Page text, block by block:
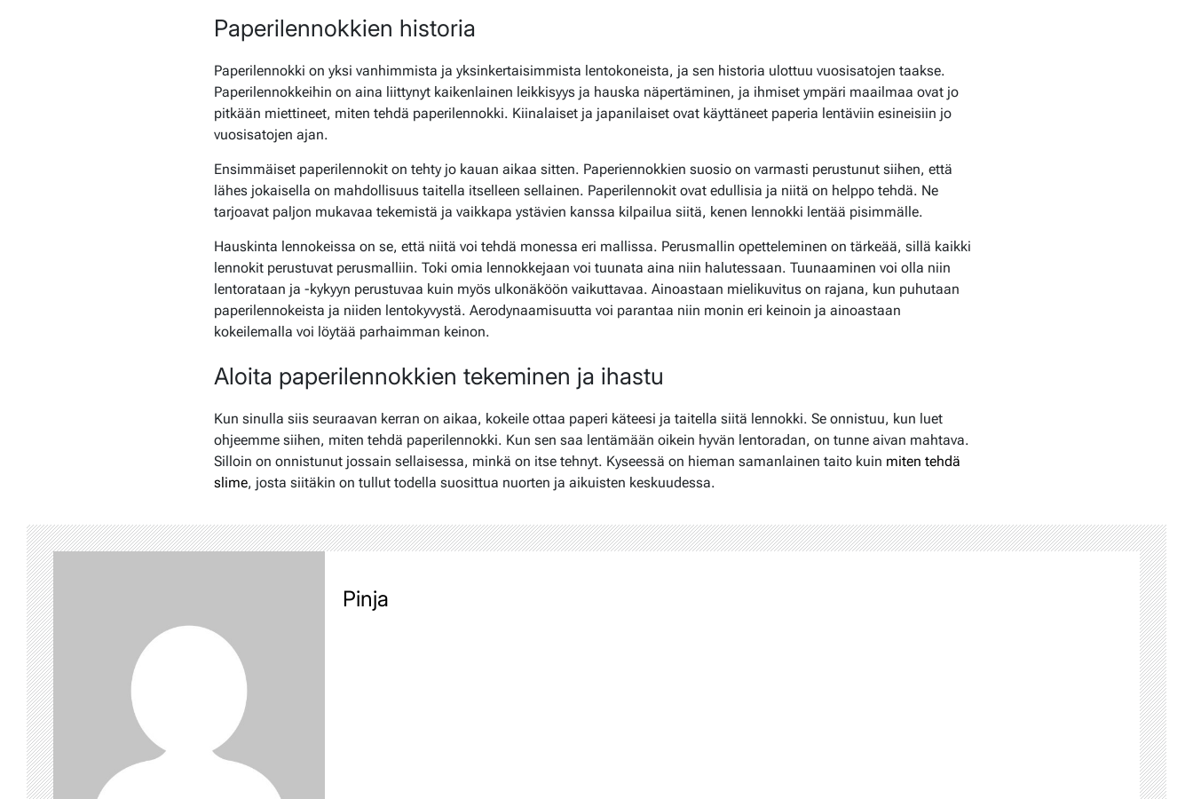
Paperilennokkien historia
Paperilennokki on yksi vanhimmista ja yksinkertaisimmista lentokoneista, ja sen historia ulottuu vuosisatojen taakse.
Paperilennokkeihin on aina liittynyt kaikenlainen leikkisyys ja hauska näpertäminen, ja ihmiset ympäri maailmaa ovat jo
pitkään miettineet, miten tehdä paperilennokki. Kiinalaiset ja japanilaiset ovat käyttäneet paperia lentäviin esineisiin jo
vuosisatojen ajan.
Ensimmäiset paperilennokit on tehty jo kauan aikaa sitten. Paperiennokkien suosio on varmasti perustunut siihen, että
lähes jokaisella on mahdollisuus taitella itselleen sellainen. Paperilennokit ovat edullisia ja niitä on helppo tehdä. Ne
tarjoavat paljon mukavaa tekemistä ja vaikkapa ystävien kanssa kilpailua siitä, kenen lennokki lentää pisimmälle.
Hauskinta lennokeissa on se, että niitä voi tehdä monessa eri mallissa. Perusmallin opetteleminen on tärkeää, sillä kaikki
lennokit perustuvat perusmalliin. Toki omia lennokkejaan voi tuunata aina niin halutessaan. Tuunaaminen voi olla niin
lentorataan ja -kykyyn perustuvaa kuin myös ulkonäköön vaikuttavaa. Ainoastaan mielikuvitus on rajana, kun puhutaan
paperilennokeista ja niiden lentokyvystä. Aerodynaamisuutta voi parantaa niin monin eri keinoin ja ainoastaan
kokeilemalla voi löytää parhaimman keinon.
Aloita paperilennokkien tekeminen ja ihastu
Kun sinulla siis seuraavan kerran on aikaa, kokeile ottaa paperi käteesi ja taitella siitä lennokki. Se onnistuu, kun luet
ohjeemme siihen, miten tehdä paperilennokki. Kun sen saa lentämään oikein hyvän lentoradan, on tunne aivan mahtava.
Silloin on onnistunut jossain sellaisessa, minkä on itse tehnyt. Kyseessä on hieman samanlainen taito kuin miten tehdä
slime, josta siitäkin on tullut todella suosittua nuorten ja aikuisten keskuudessa.
Pinja